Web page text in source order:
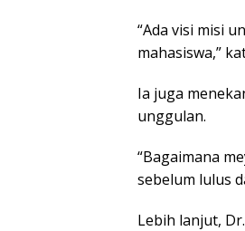
“Ada visi misi
mahasiswa,”
Ia juga
unggulan.
“Bagaimana
sebelum lulus
Lebih lanjut,